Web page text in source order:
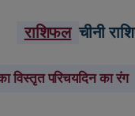
राशिफल चीनी
विस्तृत परिचयदिन का रंग